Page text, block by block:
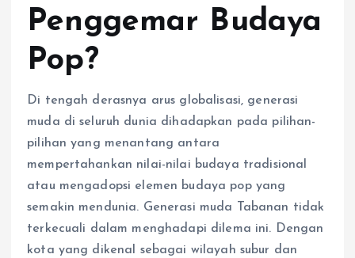
Penggemar Budaya
Pop?
Di tengah derasnya arus globalisasi, generasi
muda di seluruh dunia dihadapkan pada pilihan-
pilihan yang menantang antara
mempertahankan nilai-nilai budaya tradisional
atau mengadopsi elemen budaya pop yang
semakin mendunia. Generasi muda Tabanan tidak
terkecuali dalam menghadapi dilema ini. Dengan
kota yang dikenal sebagai wilayah subur dan